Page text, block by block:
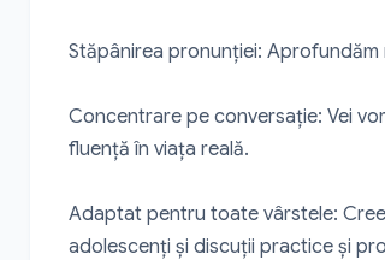
Stăpânirea pronunției:
Concentrare pe conversație: Vei
fluență în viața reală.
Adaptat pentru toate vârstele:
adolescenți și discuții practice și